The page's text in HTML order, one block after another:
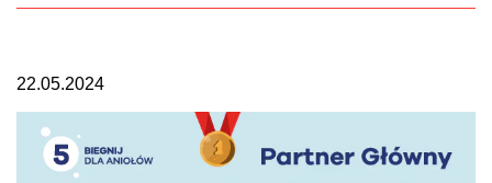
22.05.2024